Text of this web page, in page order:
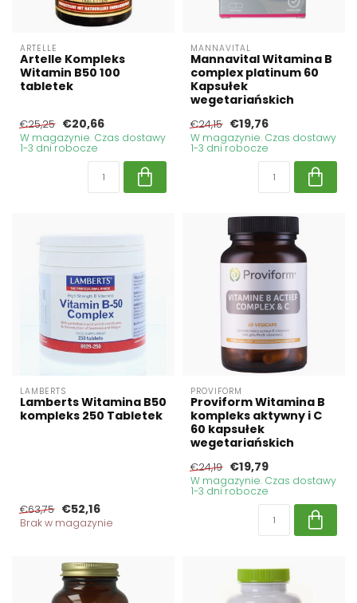
ARTELLE
Artelle Kompleks
Witamin B50 100
tabletek
€25,25 €20,66
W magazynie. Czas dostawy
1-3 dni robocze
MANNAVITAL
Mannavital Witamina B
complex platinum 60
Kapsułek
wegetariańskich
€24,15 €19,76
W magazynie. Czas dostawy
1-3 dni robocze
LAMBERTS
Lamberts Witamina B50
kompleks 250 Tabletek
€63,75 €52,16
Brak w magazynie
PROVIFORM
Proviform Witamina B
kompleks aktywny i C
60 kapsułek
wegetariańskich
€24,19 €19,79
W magazynie. Czas dostawy
1-3 dni robocze